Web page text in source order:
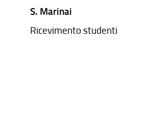
S. Marinai
Ricevimento studenti